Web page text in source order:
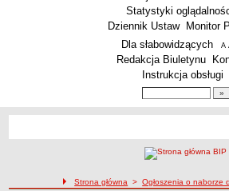
Statystyki
Dziennik Ustaw
Monitor
Menu dodatkowe
Dla słabowidzących A
Redakcja Biuletynu
Instrukcja obsługi
Żłobki i przedszkola
Strona główna >Ogłoszenia o naborze